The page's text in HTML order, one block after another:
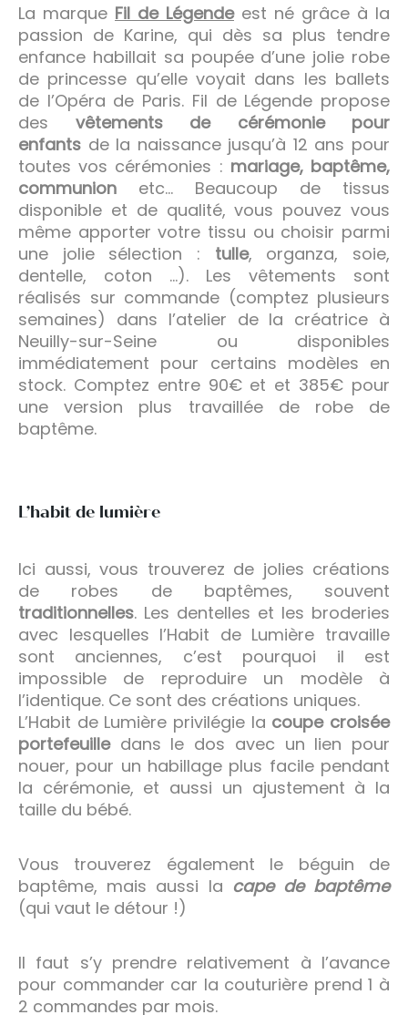
La marque Fil de Légendeest né grâce à la
passion de Karine, qui dès sa plus tendre
enfance habillait sa poupée d’une jolie robe
de princesse qu’elle voyait dans les ballets
de l’Opéra de Paris. Fil de Légende propose
des vêtements de cérémonie pour
enfants de la naissance jusqu’à 12 ans pour
toutes vos cérémonies : mariage, baptême,
communion etc… Beaucoup de tissus
disponible et de qualité, vous pouvez vous
même apporter votre tissu ou choisir parmi
une jolie sélection : tulle, organza, soie,
dentelle, coton …). Les vêtements sont
réalisés sur commande (comptez plusieurs
semaines) dans l’atelier de la créatrice à
Neuilly-sur-Seine ou disponibles
immédiatement pour certains modèles en
stock. Comptez entre 90€ et et 385€ pour
une version plus travaillée de robe de
baptême.
L’habit de lumière
Ici aussi, vous trouverez de jolies créations
de robes de baptêmes, souvent
traditionnelles. Les dentelles et les broderies
avec lesquelles l’Habit de Lumière travaille
sont anciennes, c’est pourquoi il est
impossible de reproduire un modèle à
l’identique. Ce sont des créations uniques.
L’Habit de Lumière privilégie la coupe croisée
portefeuilledans le dos avec un lien pour
nouer, pour un habillage plus facile pendant
la cérémonie, et aussi un ajustement à la
taille du bébé.
Vous trouverez également le béguin de
baptême, mais aussi la cape de baptême
(qui vaut le détour !)
Il faut s’y prendre relativement à l’avance
pour commander car la couturière prend 1 à
2 commandes par mois.